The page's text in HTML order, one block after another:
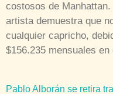
costosos de
artista demuestra que
cualquier capricho,
$156.235 mensuales
Pablo Alborán se retira